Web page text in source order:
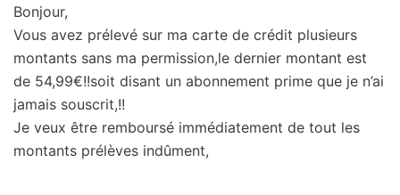
Bonjour,
Vous avez prélevé sur ma carte de crédit plusieurs
montants sans ma permission,le dernier montant est
de 54,99€!!soit disant un abonnement prime que je n’ai
jamais souscrit,!!
Je veux être remboursé immédiatement de tout les
montants prélèves indûment,